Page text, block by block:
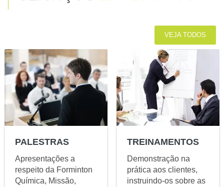
VEJA TODOS
PALESTRAS
Apresentações a
respeito da Forminton
Química, Missão,
TREINAMENTOS
Demonstração na
prática aos clientes,
instruindo-os sobre as